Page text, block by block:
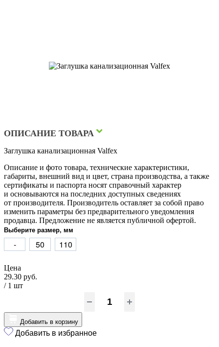
ОПИСАНИЕ ТОВАРА
Заглушка канализационная Valfex
Описание и фото товара, технические характеристики,
габариты, внешний вид и цвет, страна производства, а также
сертификаты и паспорта носят справочный характер
и основываются на последних доступных сведениях
от производителя. Производитель оставляет за собой право
изменить параметры без предварительного уведомления
продавца. Предложение не является публичной офертой.
Выберите размер, мм
- 50 110
Цена
29.30 руб.
/ 1 шт
Добавить в корзину
Добавить в избранное